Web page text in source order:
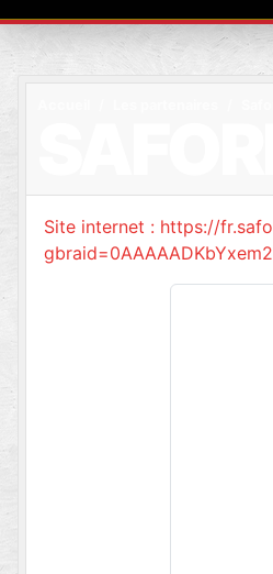
Site internet : https://